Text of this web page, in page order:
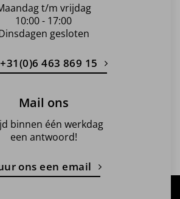
t/m vrijdag
10:00 - 17:00
gesloten
463 869 15
Mail ons
binnen één werkdag
een antwoord!
ons een email